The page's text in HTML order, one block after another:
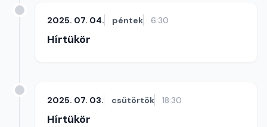
2025. 07. 04. péntek 6:30
Hírtükör
2025. 07. 03. csütörtök 18:30
Hírtükör